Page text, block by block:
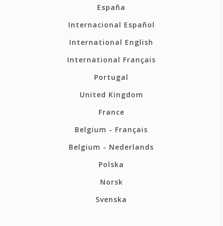
España
Internacional Español
International English
International Français
Portugal
United Kingdom
France
Belgium - Français
Belgium - Nederlands
Polska
Norsk
Svenska